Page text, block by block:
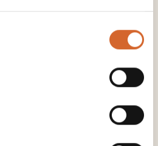
Groups samarbete
jordförbättrings-